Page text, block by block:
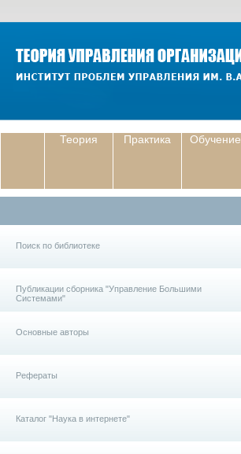
Теория Практика Обучение
Поиск по библиотеке
Публикации сборника "Управление Большими
Системами"
Основные авторы
Рефераты
Каталог "Наука в интернете"